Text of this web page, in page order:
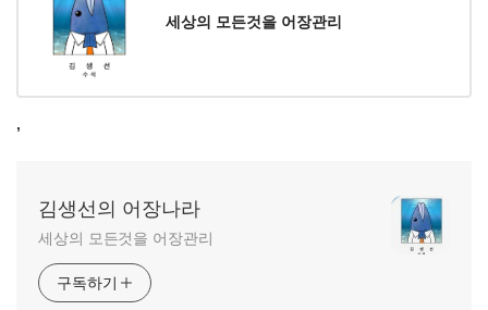
세상의 모든것을 어장관리
,
김생선의 어장나라
세상의 모든것을 어장관리
구독하기